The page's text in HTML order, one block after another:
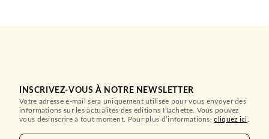
INSCRIVEZ-VOUS À NOTRE NEWSLETTER
Votre adresse e-mail sera uniquement utilisée pour vous envoyer des
informations sur les actualités des éditions Hachette. Vous pouvez
vous désinscrire à tout moment. Pour plus d’informations,cliquez ici